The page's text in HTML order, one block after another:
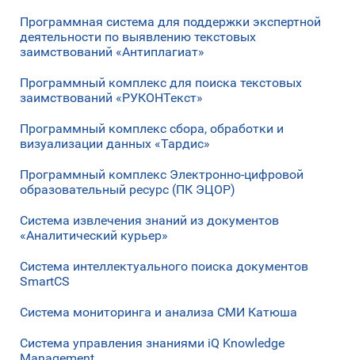
Программная система для поддержки экспертной
деятельности по выявлению текстовых
заимствований «Антиплагиат»
Программный комплекс для поиска текстовых
заимствований «РУКОНТекст»
Программный комплекс сбора, обработки и
визуализации данных «Тардис»
Программный комплекс Электронно-цифровой
образовательный ресурс (ПК ЭЦОР)
Система извлечения знаний из документов
«Аналитический курьер»
Система интеллектуального поиска документов
SmartCS
Система мониторинга и анализа СМИ Катюша
Система управления знаниями iQ Knowledge